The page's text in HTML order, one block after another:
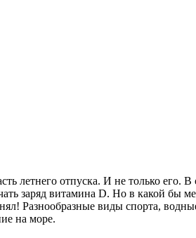
летнего отпуска. И не только
заряд витамина D. Но в какой бы
Разнообразные виды спорта,
на море.